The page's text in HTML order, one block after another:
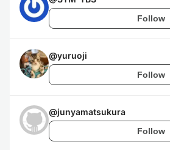
Follow
@yuruoji
Follow
@junyamatsukura
Follow